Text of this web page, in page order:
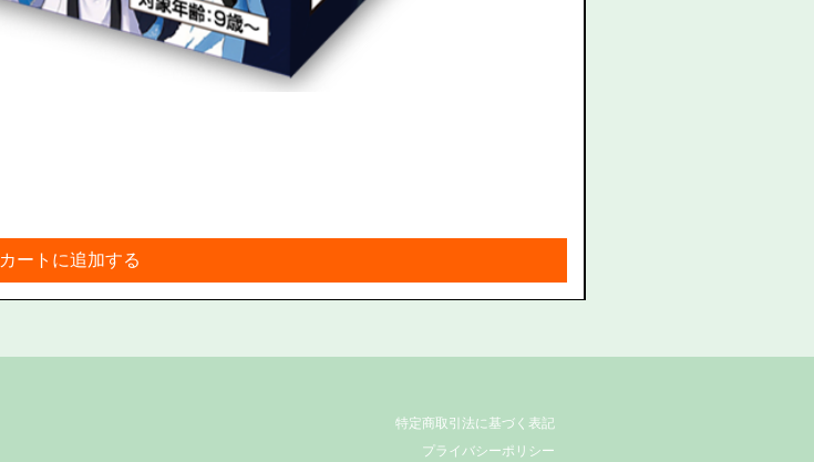
カートに追加する
特定商取引法に基づく表記
プライバシーポリシー